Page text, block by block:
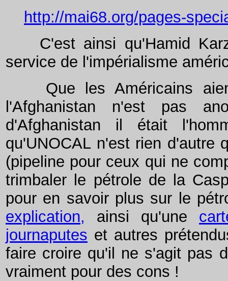
http://mai68.org/pages-
C'est ainsi qu'Hamid
service de l'impérialisme
Que les Américains
l'Afghanistan n'est pas
d'Afghanistan il était
qu'UNOCAL n'est rien d'autre
(pipeline pour ceux qui ne
trimbaler le pétrole de la
pour en savoir plus sur le
explication, ainsi qu'une
journaputes et autres
faire croire qu'il ne s'agit pas
vraiment pour des cons !